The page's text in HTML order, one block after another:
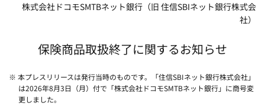
株式会社ドコモSMTBネット銀行（旧 住信SBIネット銀行株式会
社）
保険商品取扱終了に関するお知らせ
※ 本プレスリリースは発行当時のものです。「住信SBIネット銀行株式会社」
は2026年8月3日（月）付で「株式会社ドコモSMTBネット銀行」に商号変
更しました。